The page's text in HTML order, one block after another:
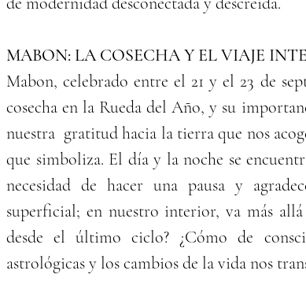
MABON: LA COSECHA Y EL VIAJE
Mabon, celebrado entre el 21 y el 23 de
cosecha en la Rueda del Año, y su
nuestra  gratitud hacia la tierra que nos
que simboliza. El día y la noche se
necesidad de hacer una pausa y
superficial; en nuestro interior, va más
desde el último ciclo? ¿Cómo de
astrológicas y los cambios de la vida nos